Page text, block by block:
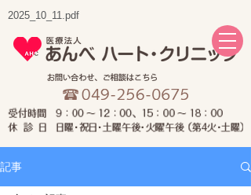
2025_10_11.pdf
記事